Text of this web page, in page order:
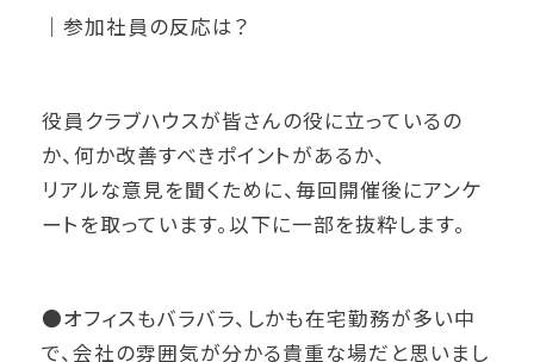
｜参加社員の反応は？
役員クラブハウスが皆さんの役に立っているの
か、何か改善すべきポイントがあるか、
リアルな意見を聞くために、毎回開催後にアンケ
ートを取っています。以下に一部を抜粋します。
●オフィスもバラバラ、しかも在宅勤務が多い中
で、会社の雰囲気が分かる貴重な場だと思いまし